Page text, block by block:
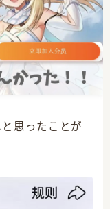
思ったことが